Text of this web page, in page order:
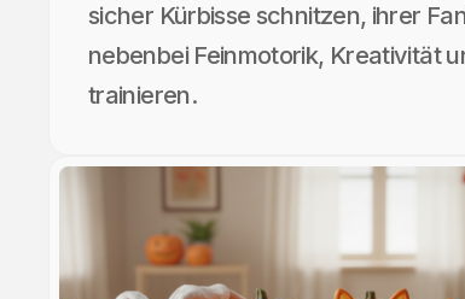
sicher Kürbisse schnitzen, ihrer
nebenbei Feinmotorik, Kreativität
trainieren.